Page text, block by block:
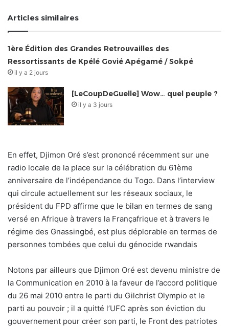
Articles similaires
1ère Édition des Grandes Retrouvailles des
Ressortissants de Kpélé Govié Apégamé / Sokpé
il y a 2 jours
[LeCoupDeGuelle] Wow… quel peuple ?
il y a 3 jours
En effet, Djimon Oré s’est prononcé récemment sur une
radio locale de la place sur la célébration du 61ème
anniversaire de l’indépendance du Togo. Dans l’interview
qui circule actuellement sur les réseaux sociaux, le
président du FPD affirme que le bilan en termes de sang
versé en Afrique à travers la Françafrique et à travers le
régime des Gnassingbé, est plus déplorable en termes de
personnes tombées que celui du génocide rwandais
Notons par ailleurs que Djimon Oré est devenu ministre de
la Communication en 2010 à la faveur de l’accord politique
du 26 mai 2010 entre le parti du Gilchrist Olympio et le
parti au pouvoir ; il a quitté l’UFC après son éviction du
gouvernement pour créer son parti, le Front des patriotes